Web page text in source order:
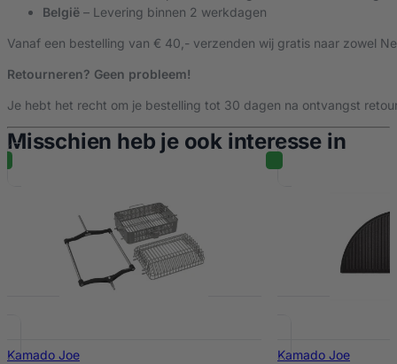
België – Levering binnen 2 werkdagen
Vanaf een bestelling van € 40,- verzenden wij gratis naar zowel
Retourneren? Geen probleem!
Je hebt het recht om je bestelling tot 30 dagen na ontvangst
Misschien heb je ook interesse in
Kamado Joe Kamado Joe